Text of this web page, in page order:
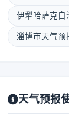
伊犁哈萨克自
淄博市天气预
天气预报